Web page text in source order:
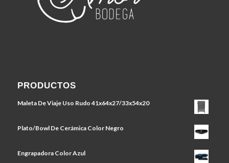
PRODUCTOS
Maleta De Viaje Uso Rudo 41x64x27/33x54x20
Plato/Bowl De Cerámica Color Negro
Engrapadora Color Azul